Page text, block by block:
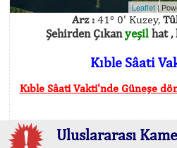
Leaflet|
Arz :41° 0' Kuzey,
Şehirden Çıkanyeşilhat ,
Kıble Sâati
Kıble Sâati Vakti'nde Güneşe
Uluslararası